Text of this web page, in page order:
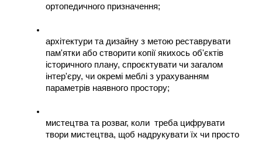
ортопедичного призначення;
архітектури та дизайну з метою реставрувати
пам'ятки або створити копії якихось об'єктів
історичного плану, спроєктувати чи загалом
інтер'єру, чи окремі меблі з урахуванням
параметрів наявного простору;
мистецтва та розваг, коли  треба цифрувати
твори мистецтва, щоб надрукувати їх чи просто